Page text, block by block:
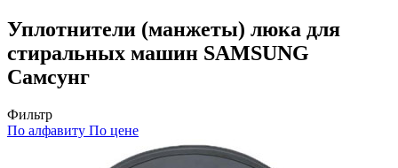
Уплотнители (манжеты) люка для
стиральных машин SAMSUNG
Самсунг
Фильтр
По алфавиту По цене